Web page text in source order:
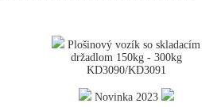
Plošinový vozík so skladacím
držadlom 150kg - 300kg
KD3090/KD3091
Novinka 2023